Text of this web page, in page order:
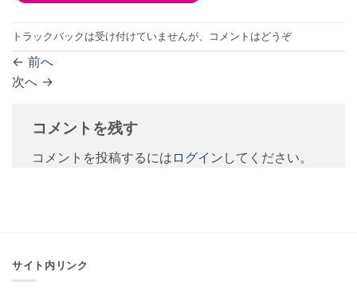
トラックバックは受け付けていませんが、 コメントはどうぞ
← 前へ
次へ →
コメントを残す
コメントを投稿するには ログイン してください。
サイト内リンク